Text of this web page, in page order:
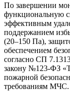
По завершении
функциональную
эффективным
поддержанием
(20–150 Па),
обеспечением
согласно СП
закону №123-ФЗ
пожарной
требованиям МЧС.